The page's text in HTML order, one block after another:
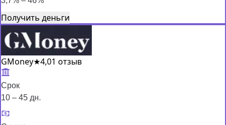
Получить деньги
GMoney★4,01 отзыв
Срок
10 – 45 дн.